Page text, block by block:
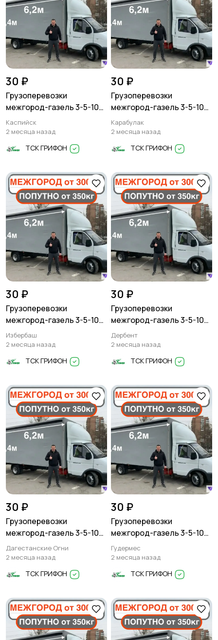
30 ₽
Грузоперевозки
межгород-газель 3-5-10
тонн
Каспийск
2 месяца назад
ТСК ГРИФОН
30 ₽
Грузоперевозки
межгород-газель 3-5-10
тонн
Карабулак
2 месяца назад
ТСК ГРИФОН
30 ₽
Грузоперевозки
межгород-газель 3-5-10
тонн
Избербаш
2 месяца назад
ТСК ГРИФОН
30 ₽
Грузоперевозки
межгород-газель 3-5-10
тонн
Дербент
2 месяца назад
ТСК ГРИФОН
30 ₽
Грузоперевозки
межгород-газель 3-5-10
тонн
Дагестанские Огни
2 месяца назад
ТСК ГРИФОН
30 ₽
Грузоперевозки
межгород-газель 3-5-10
тонн
Гудермес
2 месяца назад
ТСК ГРИФОН